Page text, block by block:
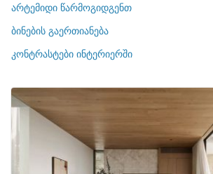
ბ
ი
არტემიდი წარმოგიდგენთ
ბინების გაერთიანება
კონტრასტები ინტერიერში